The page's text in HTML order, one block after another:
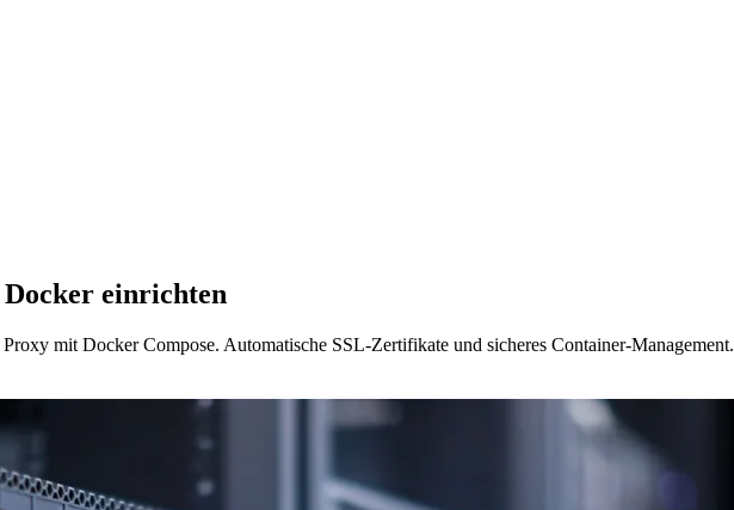
einrichten
mit Docker Compose. Automatische SSL-Zertifikate und sicheres Container-Management.